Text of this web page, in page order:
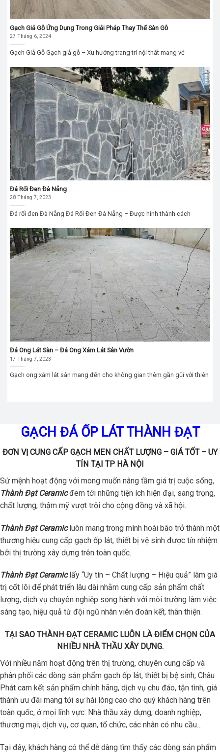
Gạch Giả Gỗ Ứng Dụng Trong Giải Pháp Thay Thế Sàn Gỗ
27 Tháng 6, 2024
Gạch Giả Gỗ Gạch giả gỗ – Xu hướng trang trí nội thất mang vẻ
Đá Rối Đen Đà Nẵng
28 Tháng 7, 2023
Đá rối đen Đà Nẵng Đá Rối Đen Đà Nẵng – Được hình thành cách
Đá Ong Lát Sàn – Đá Ong Xám Lát Sân Vườn
17 Tháng 7, 2023
Gạch ong xám lát sân mang đến cho không gian thêm gần gũi với thiên
GẠCH ĐÁ ỐP LÁT THÀNH ĐẠT
ĐƠN VỊ CUNG CẤP GẠCH MEN CHẤT LƯỢNG – GIÁ TỐT – UY
TÍN TẠI TP HÀ NỘI
Sứ mệnh hoạt động với mong muốn nâng tầm giá trị cuộc sống,
Thành Đạt Ceramicđem tới những tiện ích hiện đại, sang trọng,
chất lượng, thậm mỹ vượt trội cho cộng đồng và xã hội.
Thành Đạt Ceramicluôn mang trong mình hoài bão trở thành một
thương hiệu cung cấp gạch ốp lát, thiết bị vệ sinh được tín nhiệm
bởi thị trường xây dựng trên toàn quốc.
Thành Đạt Ceramiclấy “Uy tín – Chất lượng – Hiệu quả” làm giá
trị cốt lõi để phát triển lâu dài nhằm cung cấp sản phẩm chất
lượng, dịch vụ chuyên nghiệp song hành với môi trường làm việc
sáng tạo, hiệu quả từ đội ngũ nhân viên đoàn kết, thân thiện.
TẠI SAO THÀNH ĐẠT CERAMIC LUÔN LÀ ĐIỂM CHỌN CỦA
NHIỀU NHÀ THẦU XÂY DỰNG.
Với nhiều năm hoạt động trên thị trường, chuyên cung cấp và
phân phối các dòng sản phẩm gạch ốp lát, thiết bị bệ sinh, Châu
Phát cam kết sản phẩm chính hãng, dịch vụ chu đáo, tận tình, giá
thành ưu đãi mang tới sự hài lòng cao cho quý khách hàng trên
toàn quốc, ở mọi lĩnh vực: Nhà thầu xây dựng, doanh nghiệp,
thương mại, dịch vụ, cơ quan, tổ chức, các nhân có nhu cầu…
Tại đây, khách hàng có thể dễ dàng tìm thấy các dòng sản phẩm